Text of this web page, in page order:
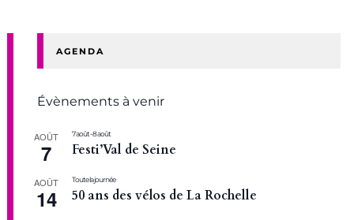
AGENDA
Évènements à venir
AOÛT
7
7 août-8 août
Festi’Val de Seine
AOÛT
14
Toute la journée
50 ans des vélos de La Rochelle